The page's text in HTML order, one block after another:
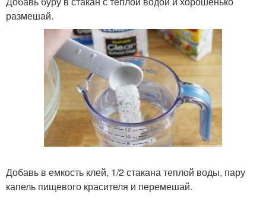
размешай.
Добавь в емкость клей, 1/2 стакана теплой воды, пару
капель пищевого красителя и перемешай.